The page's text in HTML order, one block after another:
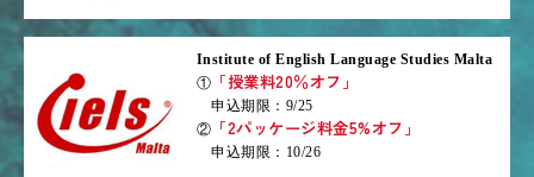
Institute of English Language Studies Malta
① 「授業料20％オフ」
申込期限：9/25
② 「2パッケージ料金5%オフ」
申込期限：10/26